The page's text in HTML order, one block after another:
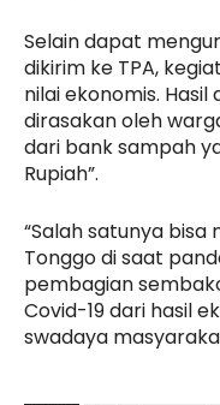
Selain dapat
dikirim ke TPA,
nilai ekonomis.
dirasakan oleh
dari bank sampah
Rupiah”.
“Salah satunya
Tonggo di saat
pembagian
Covid-19 dari hasil
swadaya